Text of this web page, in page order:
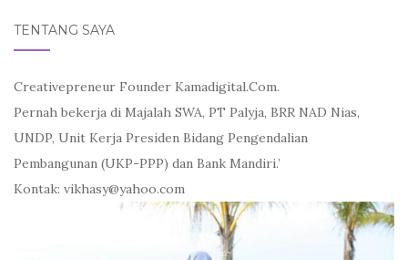
TENTANG SAYA
Creativepreneur Founder Kamadigital.Com.
Pernah bekerja di Majalah SWA, PT Palyja, BRR NAD Nias,
UNDP, Unit Kerja Presiden Bidang Pengendalian
Pembangunan (UKP-PPP) dan Bank Mandiri.’
Kontak: vikhasy@yahoo.com